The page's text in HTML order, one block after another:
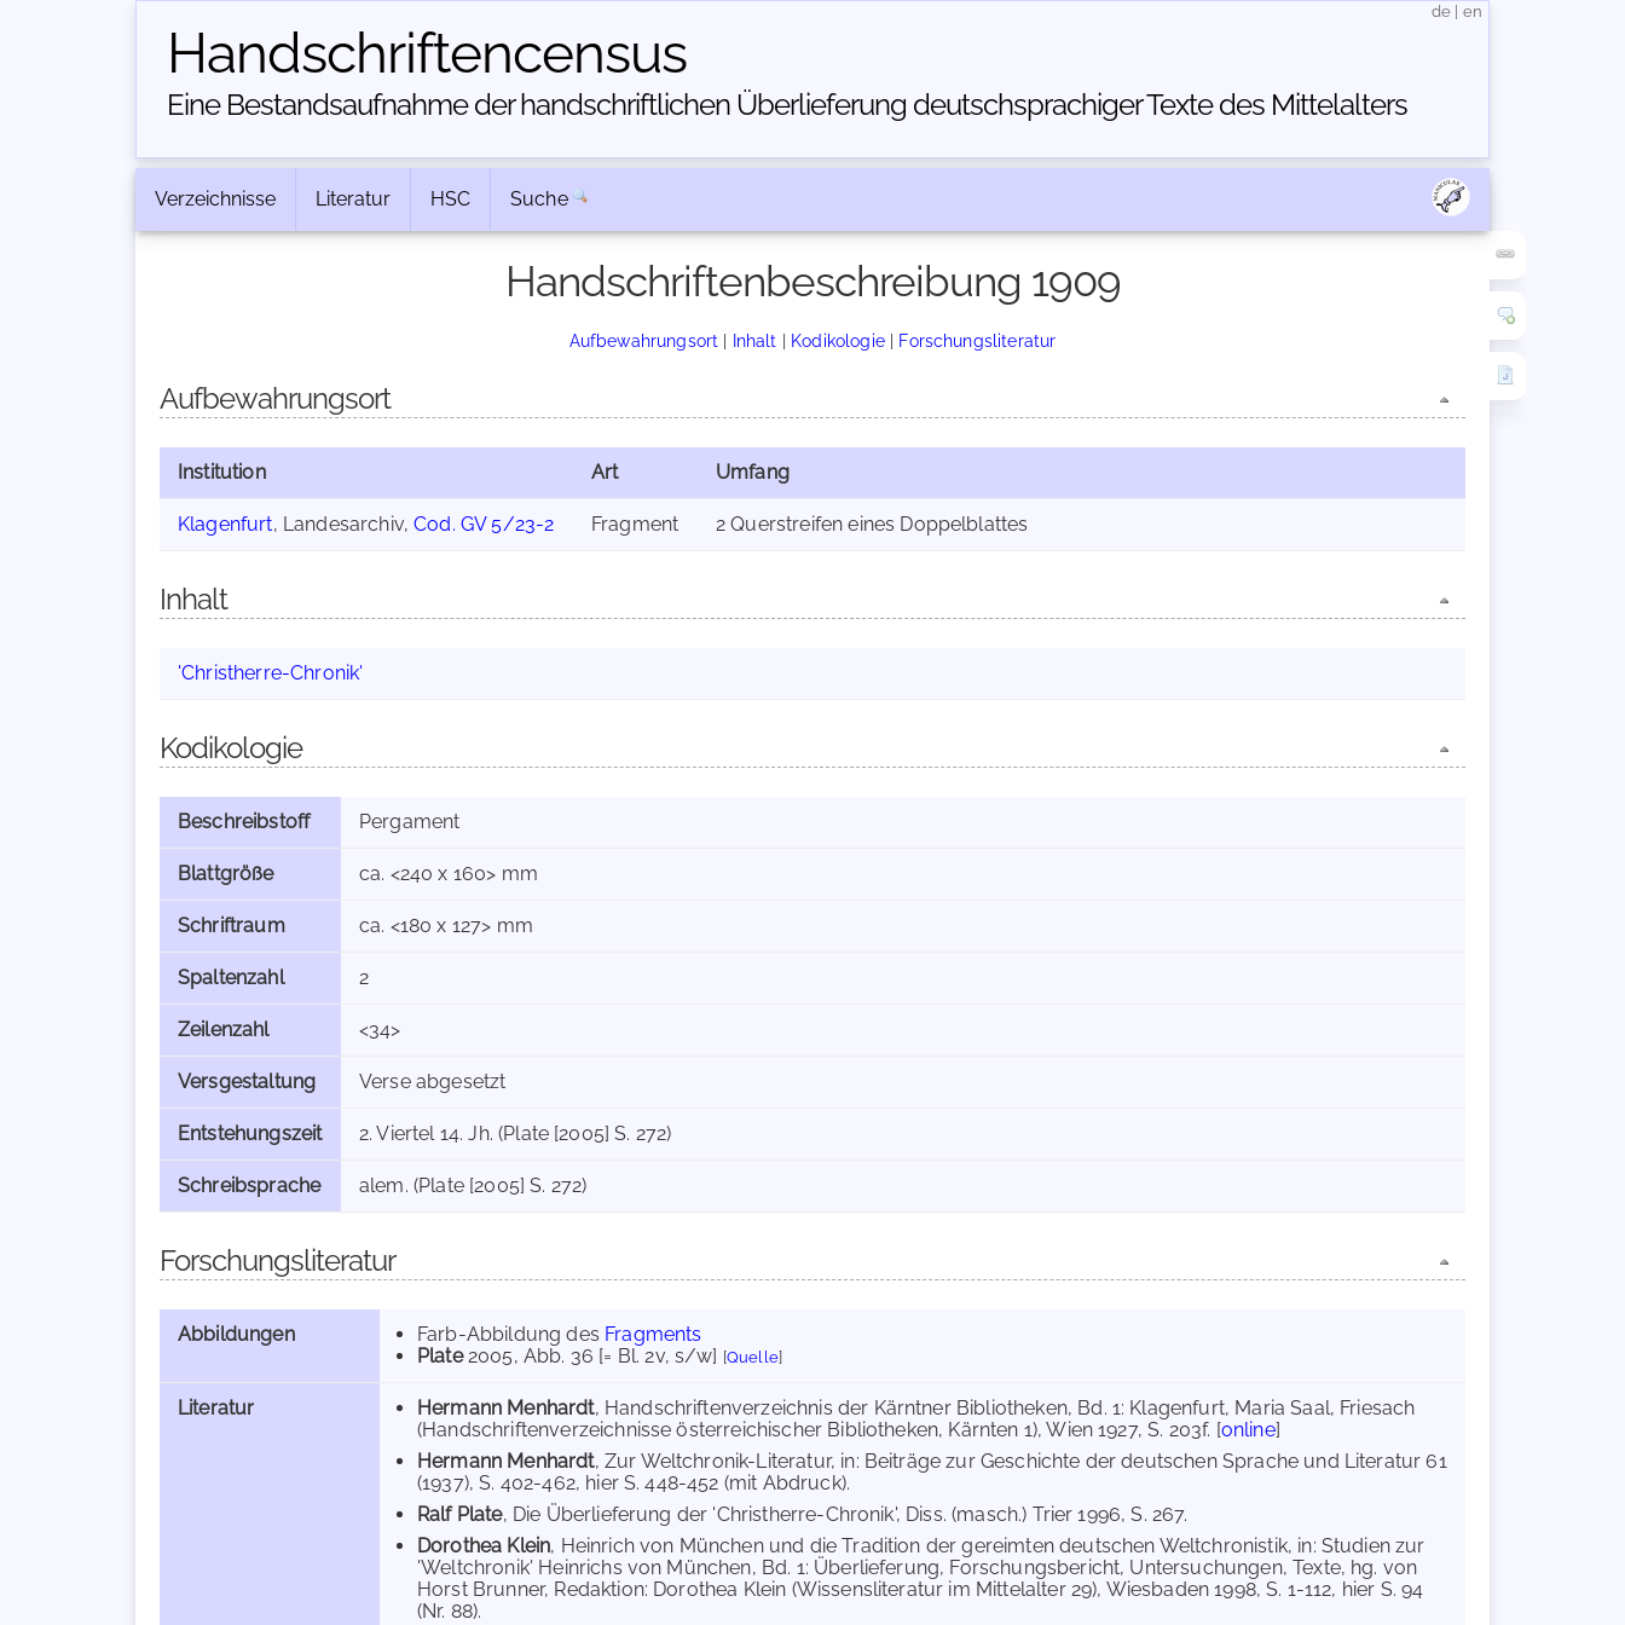
Handschriften­census
Eine Bestandsaufnahme der handschriftlichen Über­lieferung deutschsprachiger Texte des Mittelalters
de en
Verzeichnisse Literatur HSC Suche
Handschriftenbeschreibung 1909
Aufbewahrungsort | Inhalt | Kodikologie| Forschungsliteratur
Aufbewahrungsort
Institution Art Umfang
Klagenfurt, Landesarchiv,Cod. GV 5/23-2 Fragment 2 Querstreifen eines Doppelblattes
Inhalt
'Christherre-Chronik'
Kodikologie
Beschreibstoff Pergament
Blattgröße ca. <240 x 160> mm
Schriftraum ca. <180 x 127> mm
Spaltenzahl 2
Zeilenzahl <34>
Versgestaltung Verse abgesetzt
Entstehungszeit 2. Viertel 14. Jh. (Plate [2005] S. 272)
Schreibsprache alem. (Plate [2005] S. 272)
Forschungsliteratur
Abbildungen Farb-Abbildung des Fragments
Plate2005, Abb. 36 [= Bl. 2v, s/w] [Quelle]
Literatur Hermann Menhardt, Handschriftenverzeichnis der Kärntner Bibliotheken, Bd. 1: Klagenfurt, Maria Saal, Friesach
(Handschriftenverzeichnisse österreichischer Bibliotheken, Kärnten 1), Wien 1927, S. 203f. [online]
Hermann Menhardt, Zur Weltchronik-Literatur, in: Beiträge zur Geschichte der deutschen Sprache und Literatur 61
(1937), S. 402-462, hier S. 448-452 (mit Abdruck).
Ralf Plate, Die Überlieferung der 'Christherre-Chronik', Diss. (masch.) Trier 1996, S. 267.
Dorothea Klein, Heinrich von München und die Tradition der gereimten deutschen Weltchronistik, in: Studien zur
'Weltchronik' Heinrichs von München, Bd. 1: Überlieferung, Forschungsbericht, Untersuchungen, Texte, hg. von
Horst Brunner, Redaktion: Dorothea Klein (Wissensliteratur im Mittelalter 29), Wiesbaden 1998, S. 1-112, hier S. 94
(Nr. 88).